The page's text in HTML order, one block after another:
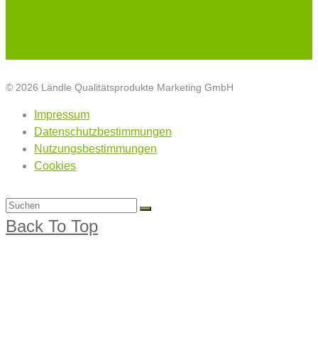
© 2026 Ländle Qualitätsprodukte Marketing GmbH
Impressum
Datenschutzbestimmungen
Nutzungsbestimmungen
Cookies
Back To Top